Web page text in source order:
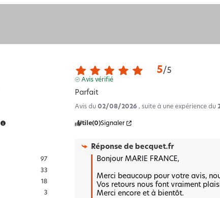
97
33
18
3
5/5
Avis vérifié
Parfait
Avis du02/08/2026 , suite à une expérience du
Utile(0)Signaler
Réponse de becquet.fr
Bonjour MARIE FRANCE,
Merci beaucoup pour votre avis,
Vos retours nous font vraiment
Merci encore et à bientôt.